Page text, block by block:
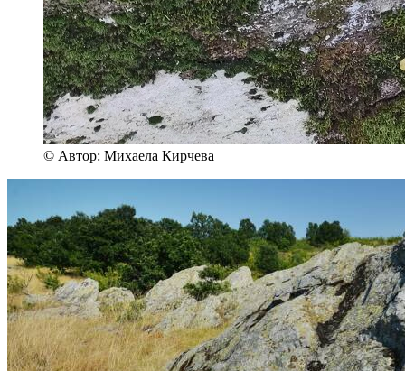
© Автор: Михаела Кирчева